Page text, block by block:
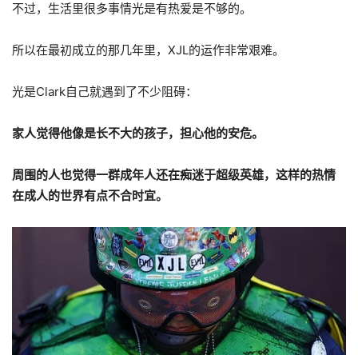
不过，生活里很多事情光是有热爱是不够的。
所以在最初成立的那几年里，XJL的运作非常艰难。
光是Clark自己就遇到了不少阻碍：
家人觉得他像是长不大的孩子，担心他的安危。
周围的人也觉得一群成年人还在痴迷于超级英雄，这样的热情
在成人的世界有点不合时宜。